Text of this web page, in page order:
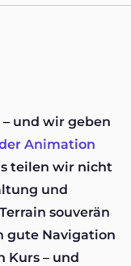
und wir geben
Animation
teilen wir nicht
und
souverän
gute Navigation
– und